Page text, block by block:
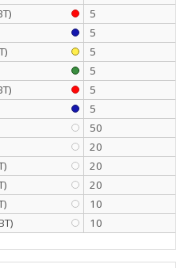
5
5
5
5
5
5
50
20
20
20
10
10